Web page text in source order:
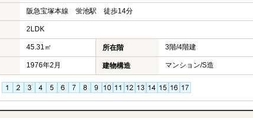
阪急宝塚本線 蛍池駅 徒歩14分
2LDK
45.31㎡ 所在階 3階/4階建
1976年2月 建物構造 マンション/S造